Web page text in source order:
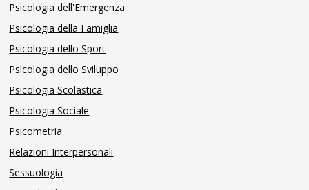
Psicologia dell'Emergenza
Psicologia della Famiglia
Psicologia dello Sport
Psicologia dello Sviluppo
Psicologia Scolastica
Psicologia Sociale
Psicometria
Relazioni Interpersonali
Sessuologia